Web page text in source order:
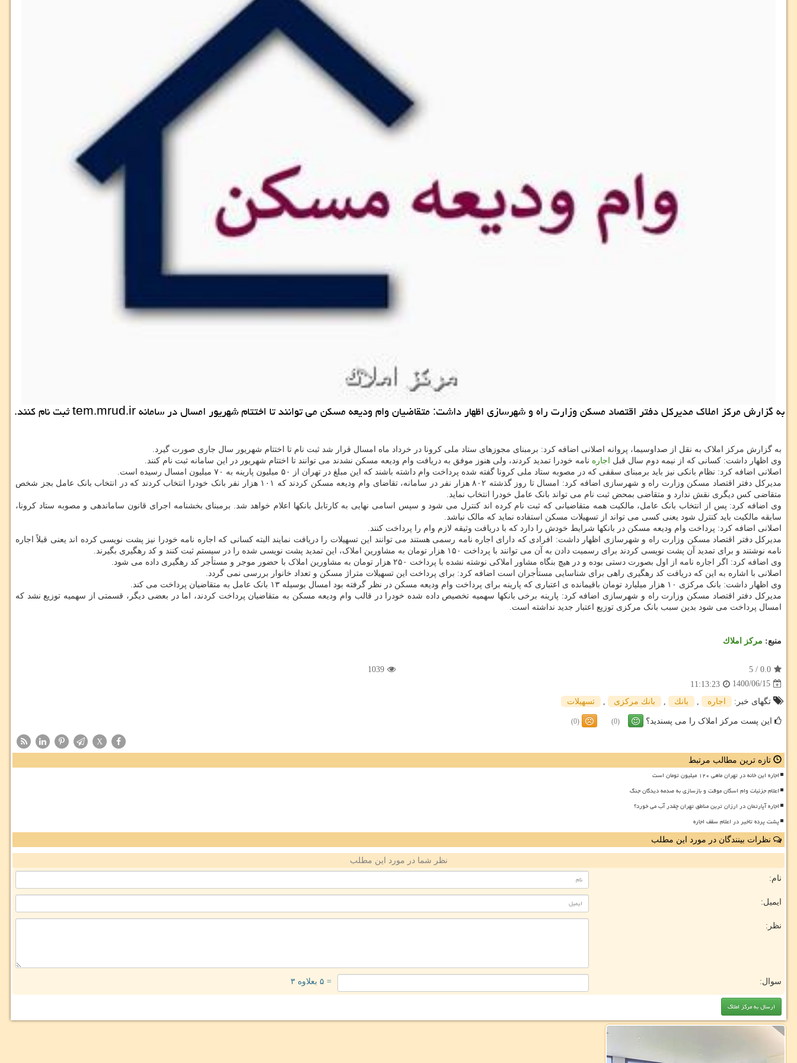
به گزارش مرکز املاک مدیرکل دفتر اقتصاد مسکن وزارت راه و شهرسازی اظهار داشت: متقاضیان وام ودیعه مسکن می توانند تا اختتام شهریور امسال در سامانه tem.mrud.ir ثبت نام کنند.
به گزارش مرکز املاک به نقل از صداوسیما، پروانه اصلانی اضافه کرد: برمبنای مجوزهای ستاد ملی کرونا در خرداد ماه امسال قرار شد ثبت نام تا اختتام شهریور سال جاری صورت گیرد.
وی اظهار داشت: کسانی که از نیمه دوم سال قبل
اجاره نامه خودرا تمدید کردند، ولی هنوز موفق به دریافت وام ودیعه مسکن نشدند می توانند تا اختتام شهریور در این سامانه ثبت نام کنند.
اصلانی اضافه کرد: نظام بانکی نیز باید برمبنای سقفی که در مصوبه ستاد ملی کرونا گفته شده پرداخت وام داشته باشند که این مبلغ در تهران از ۵۰ میلیون پارینه به ۷۰ میلیون امسال رسیده است.
مدیرکل دفتر اقتصاد مسکن وزارت راه و شهرسازی اضافه کرد: امسال تا روز گذشته ۸۰۲ هزار نفر در سامانه، تقاضای وام ودیعه مسکن کردند که ۱۰۱ هزار نفر بانک خودرا انتخاب کردند که در انتخاب بانک عامل بجز شخص
متقاضی کس دیگری نقش ندارد و متقاضی بمحض ثبت نام می تواند بانک عامل خودرا انتخاب نماید.
وی اضافه کرد: پس از انتخاب بانک عامل، مالکیت همه متقاضیانی که ثبت نام کرده اند کنترل می شود و سپس اسامی نهایی به کارتابل بانکها اعلام خواهد شد. برمبنای بخشنامه اجرای قانون ساماندهی و مصوبه ستاد کرونا،
سابقه مالکیت باید کنترل شود یعنی کسی می تواند از تسهیلات مسکن استفاده نماید که مالک نباشد.
اصلانی اضافه کرد: پرداخت وام ودیعه مسکن در بانکها شرایط خودش را دارد که با دریافت وثیقه لازم وام را پرداخت کنند.
مدیرکل دفتر اقتصاد مسکن وزارت راه و شهرسازی اظهار داشت: افرادی که دارای اجاره نامه رسمی هستند می توانند این تسهیلات را دریافت نمایند البته کسانی که اجاره نامه خودرا نیز پشت نویسی کرده اند یعنی قبلاً اجاره
نامه نوشتند و برای تمدید آن پشت نویسی کردند برای رسمیت دادن به آن می توانند با پرداخت ۱۵۰ هزار تومان به مشاورین املاک، این تمدید پشت نویسی شده را در سیستم ثبت کنند و کد رهگیری بگیرند.
وی اضافه کرد: اگر اجاره نامه از اول بصورت دستی بوده و در هیچ بنگاه مشاور املاکی نوشته نشده با پرداخت ۲۵۰ هزار تومان به مشاورین املاک با حضور موجر و مستأجر کد رهگیری داده می شود.
اصلانی با اشاره به این که دریافت کد رهگیری راهی برای شناسایی مستأجران است اضافه کرد: برای پرداخت این تسهیلات متراژ مسکن و تعداد خانوار بررسی نمی گردد.
وی اظهار داشت: بانک مرکزی ۱۰ هزار میلیارد تومان باقیمانده ی اعتباری که پارینه برای پرداخت وام ودیعه مسکن در نظر گرفته بود امسال بوسیله ۱۳ بانک عامل به متقاضیان پرداخت می کند.
مدیرکل دفتر اقتصاد مسکن وزارت راه و شهرسازی اضافه کرد: پارینه برخی بانکها سهمیه تخصیص داده شده خودرا در قالب وام ودیعه مسکن به متقاضیان پرداخت کردند، اما در بعضی دیگر، قسمتی از سهمیه توزیع نشد که
امسال پرداخت می شود بدین سبب بانک مرکزی توزیع اعتبار جدید نداشته است.
منبع: مركز املاك
0.0
/
5
1039
1400/06/15
11:13:23
تگهای خبر:
اجاره , بانك , بانك مركزی , تسهیلات
این پست مرکز املاک را می پسندید؟ (0)
(0)
X
تازه ترین مطالب مرتبط
اجاره این خانه در تهران ماهی ۱۲۰ میلیون تومان است
اعلام جزئیات وام اسکان موقت و بازسازی به صدمه دیدگان جنگ
اجاره آپارتمان در ارزان ترین مناطق تهران چقدر آب می خورد؟
پشت پرده تاخیر در اعلام سقف اجاره
نظرات بینندگان در مورد این مطلب
نظر شما در مورد این مطلب
نام:
ایمیل:
نظر:
سوال: = ۵ بعلاوه ۳